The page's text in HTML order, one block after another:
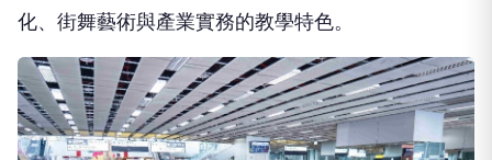
化、街舞藝術與產業實務的教學特色。